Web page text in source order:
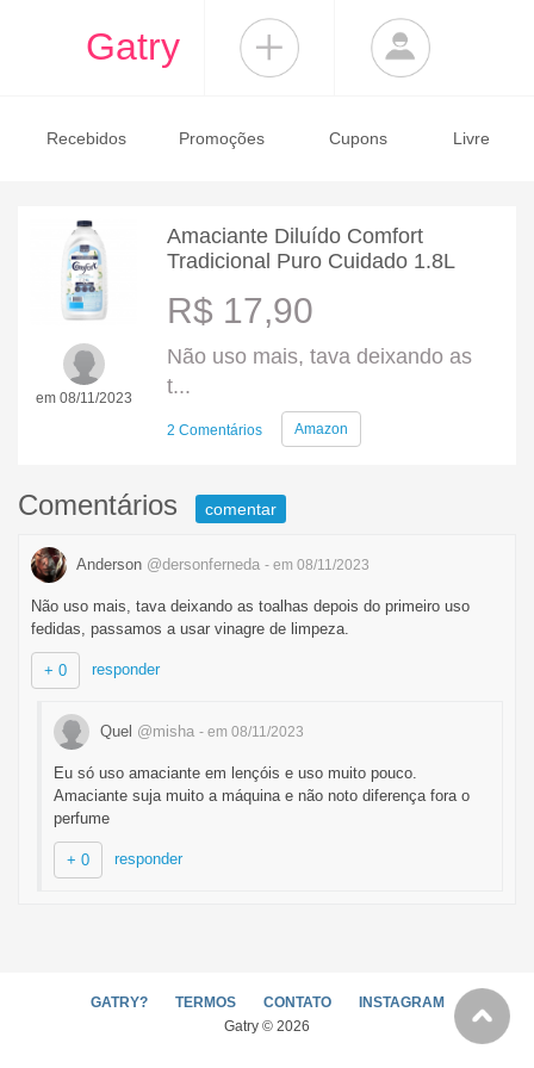
Gatry
Recebidos Promoções Cupons Livre
em 08/11/2023
Amaciante Diluído Comfort
Tradicional Puro Cuidado 1.8L
R$ 17,90
Não uso mais, tava deixando as
t...
2 Comentários Amazon
Comentários comentar
Anderson @dersonferneda - em 08/11/2023
Não uso mais, tava deixando as toalhas depois do primeiro uso
fedidas, passamos a usar vinagre de limpeza.
+ 0 responder
Quel @misha - em 08/11/2023
Eu só uso amaciante em lençóis e uso muito pouco.
Amaciante suja muito a máquina e não noto diferença fora o
perfume
+ 0 responder
GATRY? TERMOS CONTATO
INSTAGRAM
Gatry © 2026